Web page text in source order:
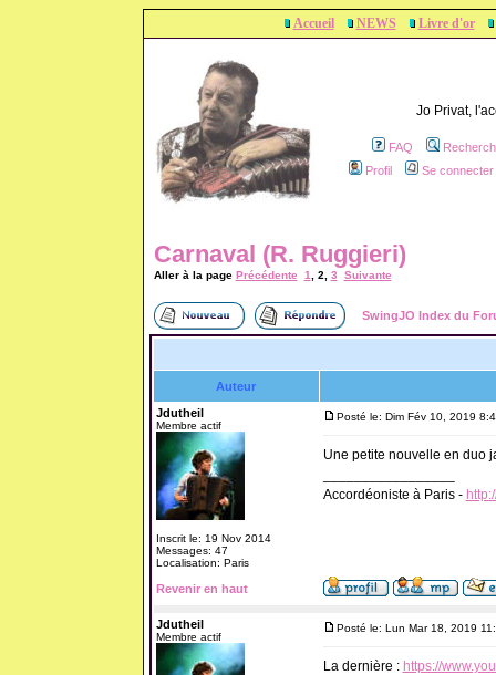
Accueil NEWS Livre d'or
Jo Privat,
FAQ
Profil
Se
Carnaval (R. Ruggieri)
Aller à la page Précédente 1 2 3 Suivante
SwingJO Index du
Auteur
Jdutheil
Membre actif
Inscrit le: 19 Nov 2014
Messages: 47
Localisation: Paris
Posté le: Dim Fév 10, 2019
Une petite nouvelle en duo
Accordéoniste à Paris -
Revenir en haut
Jdutheil
Membre actif
Posté le: Lun Mar 18, 2019
La dernière : https://